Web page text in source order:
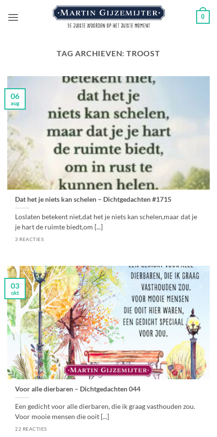
naar
0
TAG ARCHIEVEN:TROOST
Dat het je niets kan schelen – Dichtgedachten #1715
Loslaten betekent niet,dat het je niets kan schelen,maar dat je
je hart de ruimte biedt,om [...]
3 REACTIES
06
aug
Voor alle dierbaren – Dichtgedachten 044
Een gedicht voor alle dierbaren, die ik graag vasthouden zou.
Voor mooie mensen die ooit [...]
22 REACTIES
03
okt